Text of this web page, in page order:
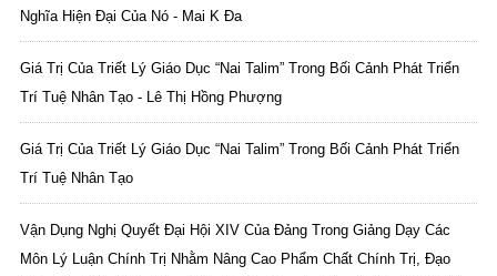
Nghĩa Hiện Đại Của Nó - Mai K Đa
Giá Trị Của Triết Lý Giáo Dục “Nai Talim” Trong Bối Cảnh Phát Triển
Trí Tuệ Nhân Tạo - Lê Thị Hồng Phượng
Giá Trị Của Triết Lý Giáo Dục “Nai Talim” Trong Bối Cảnh Phát Triển
Trí Tuệ Nhân Tạo
Vận Dụng Nghị Quyết Đại Hội XIV Của Đảng Trong Giảng Dạy Các
Môn Lý Luận Chính Trị Nhằm Nâng Cao Phẩm Chất Chính Trị, Đạo